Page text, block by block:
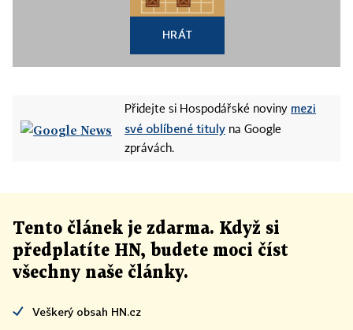
HRÁT
Přidejte si Hospodářské noviny mezi
své oblíbené tituly na Google
zprávách.
Tento článek je zdarma. Když si
předplatíte HN, budete moci číst
všechny naše články.
Veškerý obsah HN.cz